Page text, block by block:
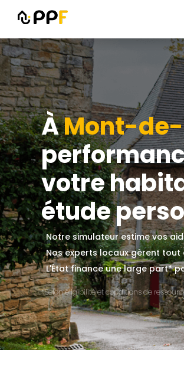
ÀMont-
votre
étude
Notre simulateur estime vos
Nos experts locaux gèrent tout
L'État finance une large part*
*Selon éligibilité et conditions de